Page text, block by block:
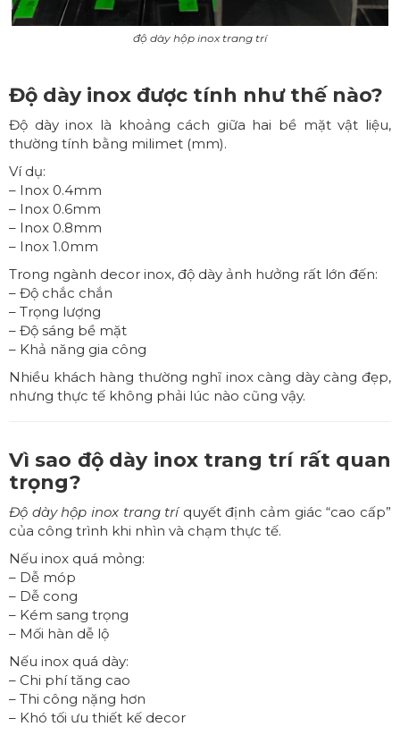
độ dày hộp inox trang trí
Độ dày inox được tính như thế nào?
Độ dày inox là khoảng cách giữa hai bề mặt vật liệu,
thường tính bằng milimet (mm).
Ví dụ:
– Inox 0.4mm
– Inox 0.6mm
– Inox 0.8mm
– Inox 1.0mm
Trong ngành decor inox, độ dày ảnh hưởng rất lớn đến:
– Độ chắc chắn
– Trọng lượng
– Độ sáng bề mặt
– Khả năng gia công
Nhiều khách hàng thường nghĩ inox càng dày càng đẹp,
nhưng thực tế không phải lúc nào cũng vậy.
Vì sao độ dày inox trang trí rất quan
trọng?
Độ dày hộp inox trang tríquyết định cảm giác “cao cấp”
của công trình khi nhìn và chạm thực tế.
Nếu inox quá mỏng:
– Dễ móp
– Dễ cong
– Kém sang trọng
– Mối hàn dễ lộ
Nếu inox quá dày:
– Chi phí tăng cao
– Thi công nặng hơn
– Khó tối ưu thiết kế decor